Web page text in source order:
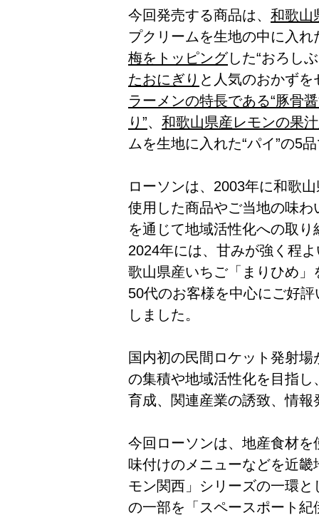
今回発売する商品は、 和歌山
プクリームを生地の中に入れ
梅をトッピングした“おろし
たおにぎり と人気のおかずを
ラーメンの特長である“豚骨
り”、 和歌山県産レモンの果
ムを生地に入れた“パイ”の5
ローソンは、2003年に和歌
使用した商品やご当地の味
を通じて地域活性化への取
2024年には、甘みが強く程
歌山県産いちご「まりひめ
50代のお客様を中心にご好
しました。
国内初の民間ロケット発射
の集積や地域活性化を目指
育成、関連産業の誘致、情
今回ローソンは、地産食材
味付けのメニューなどを近
モン関西」シリーズの一環
の一部を「スペースポート